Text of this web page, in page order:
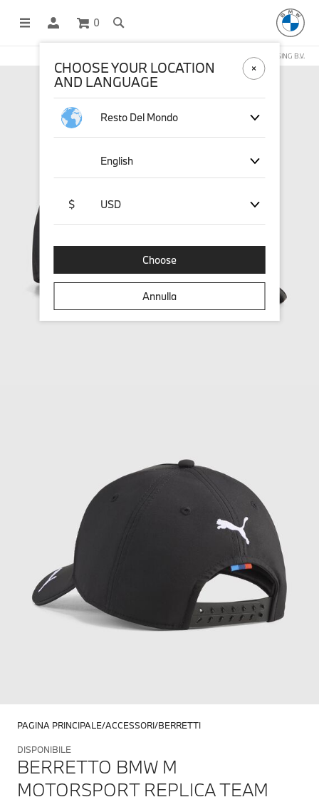
0
NEGOZIO ONLINE GESTITO DA STICHD SPORTMERCHANDISING B.V.
PAGINA PRINCIPALE ACCESSORI BERRETTI
DISPONIBILE
BERRETTO BMW M
MOTORSPORT REPLICA TEAM
CHOOSE YOUR LOCATION
AND LANGUAGE
Resto Del Mondo
English
$ USD
Choose
Annulla